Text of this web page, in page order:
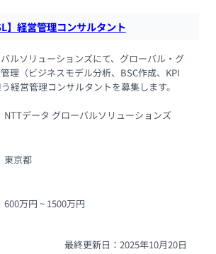
】経営管理コンサルタント
ルソリューションズにて、グローバル・グ
理（ビジネスモデル分析、BSC作成、KPI
経営管理コンサルタントを募集します。
NTTデータ グローバルソリューションズ
東京都
600万円 ~ 1500万円
最終更新日：2025年10月20日